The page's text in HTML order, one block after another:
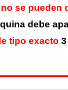
no se pueden
debe
tipo exacto